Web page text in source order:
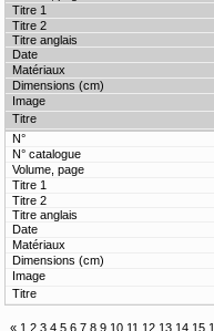
« 1 2 3 4 5 6 7 8 9 10 11 12 13 14 15